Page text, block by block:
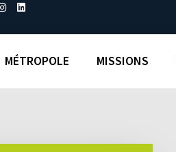
MÉTROPOLE MISSIONS